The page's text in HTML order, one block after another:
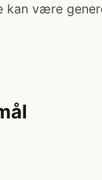
kan være